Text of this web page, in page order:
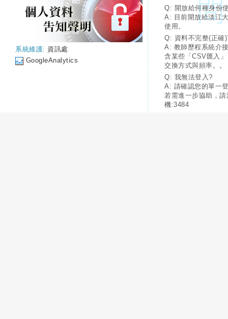
系統維護: 資訊處
GoogleAnalytics
Q: 開放給何種身份
A: 目前開放給淡江
使用。
Q: 資料不完整(正確
A: 教師歷程系統介
含某些「CSV匯入
交換方式與頻率。。
Q: 我無法登入?
A: 請確認您的單一
若需進一步協助，
機:3484